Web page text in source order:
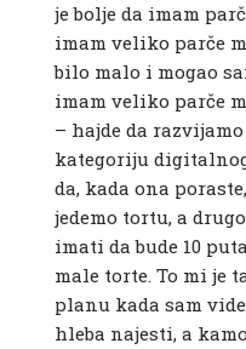
je bolje da imam
imam veliko parče
bilo malo i mogao
imam veliko parče
– hajde da
kategoriju
da, kada ona
jedemo tortu, a
imati da bude 10
male torte. To mi je
planu kada sam
hleba najesti, a